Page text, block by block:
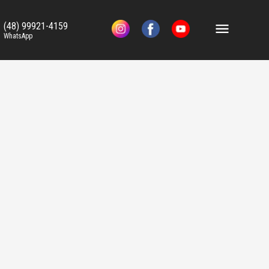
(48) 99921-4159
WhatsApp